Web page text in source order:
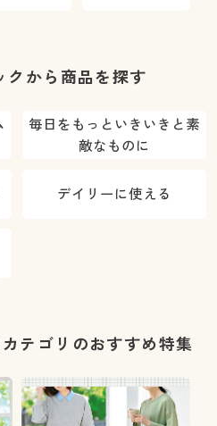
クから商品を探す
毎日をもっといきいきと素
敵なものに
デイリーに使える
テゴリのおすすめ特集